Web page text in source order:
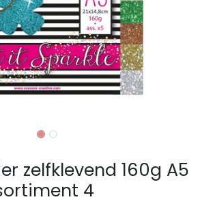
zelfklevend 160g A5
4